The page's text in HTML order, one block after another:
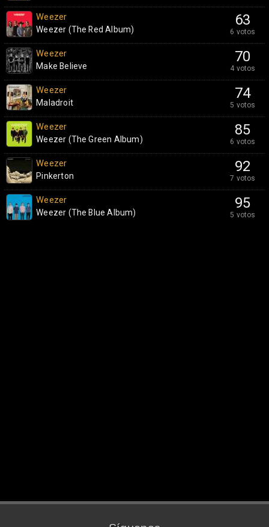
63
6 votos
Weezer
Weezer (The Red Album)
70
4 votos
Weezer
Make Believe
74
5 votos
Weezer
Maladroit
85
6 votos
Weezer
Weezer (The Green Album)
92
7 votos
Weezer
Pinkerton
95
5 votos
Weezer
Weezer (The Blue Album)